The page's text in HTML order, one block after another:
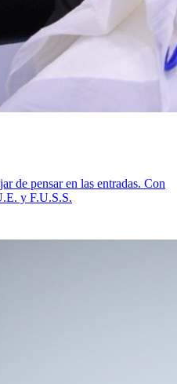
de pensar en las entradas. Con
y F.U.S.S.